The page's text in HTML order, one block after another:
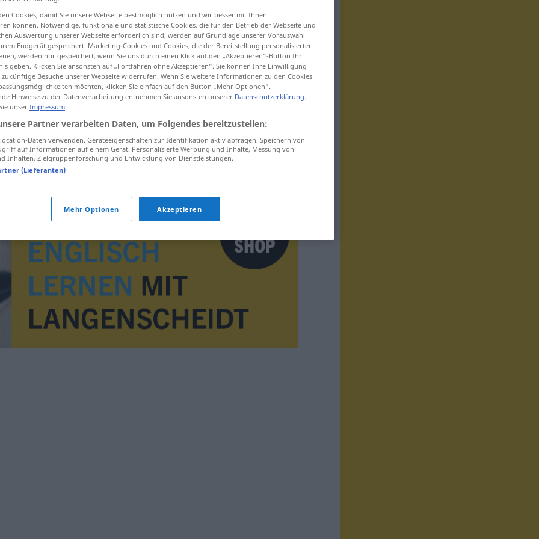
jemanden angrinsen UMG
Cookies, damit Sie unsere Webseite bestmöglich nutzen und wir besser mit Ihnen
können. Notwendige, funktionale und statistische Cookies, die für den Betrieb der Webseite und
Auswertung unserer Webseite erforderlich sind, werden auf Grundlage unserer Vorauswahl
Endgerät gespeichert. Marketing-Cookies und Cookies, die der Bereitstellung personalisierter
werden nur gespeichert, wenn Sie uns durch einen Klick auf den „Akzeptieren“-Button Ihr
geben. Klicken Sie ansonsten auf „Fortfahren ohne Akzeptieren“. Sie können Ihre Einwilligung
Besuche unserer Webseite widerrufen. Wenn Sie weitere Informationen zu den Cookies
möchten, klicken Sie einfach auf den Button „Mehr Optionen“.
Hinweise zu der Datenverarbeitung entnehmen Sie ansonsten unserer Datenschutzerklärung.
unser Impressum.
Partner verarbeiten Daten, um Folgendes bereitzustellen:
Daten verwenden. Geräteeigenschaften zur Identifikation aktiv abfragen. Speichern von
auf Informationen auf einem Gerät. Personalisierte Werbung und Inhalte, Messung von
Inhalten, Zielgruppenforschung und Entwicklung von Dienstleistungen.
(Lieferanten)
Mehr Optionen Akzeptieren